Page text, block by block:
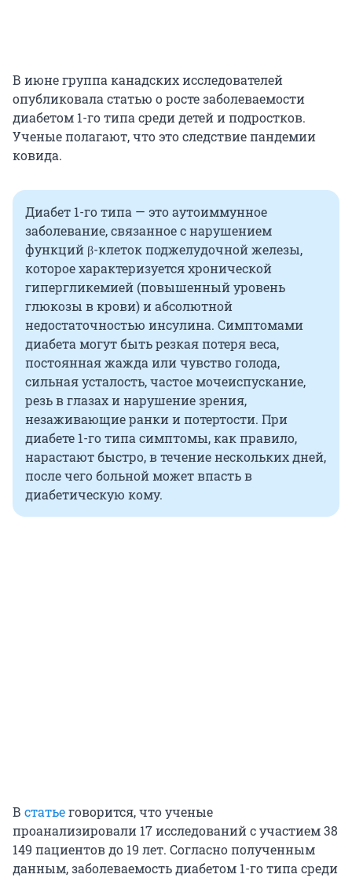
В июне группа канадских исследователей
опубликовала статью о росте заболеваемости
диабетом 1-го типа среди детей и подростков.
Ученые полагают, что это следствие пандемии
ковида.
Диабет 1-го типа — это аутоиммунное
заболевание, связанное с нарушением
функций β-клеток поджелудочной железы,
которое характеризуется хронической
гипергликемией (повышенный уровень
глюкозы в крови) и абсолютной
недостаточностью инсулина. Симптомами
диабета могут быть резкая потеря веса,
постоянная жажда или чувство голода,
сильная усталость, частое мочеиспускание,
резь в глазах и нарушение зрения,
незаживающие ранки и потертости. При
диабете 1-го типа симптомы, как правило,
нарастают быстро, в течение нескольких дней,
после чего больной может впасть в
диабетическую кому.
В статьеговорится, что ученые
проанализировали 17 исследований с участием 38
149 пациентов до 19 лет. Согласно полученным
данным, заболеваемость диабетом 1-го типа среди